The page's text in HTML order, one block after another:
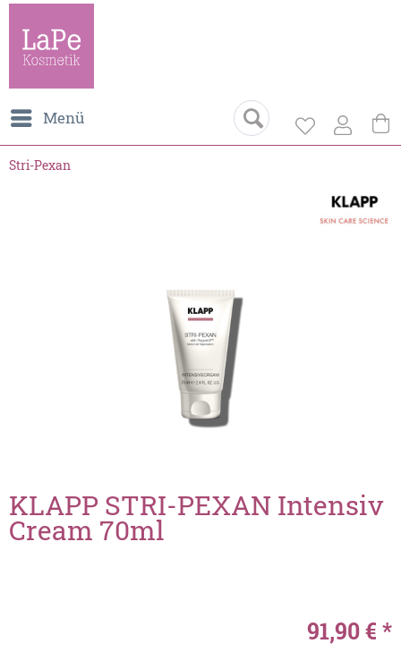
Menü
Stri-Pexan
KLAPP STRI-PEXAN Intensiv
Cream 70ml
91,90 € *